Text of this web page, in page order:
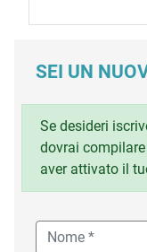
SEI UN
Se desideri
dovrai
aver attivato il